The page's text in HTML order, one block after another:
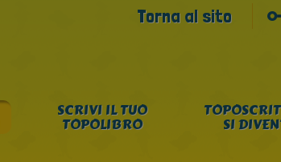
Torna al sito
SCRIVI IL TUO
TOPOLIBRO SI